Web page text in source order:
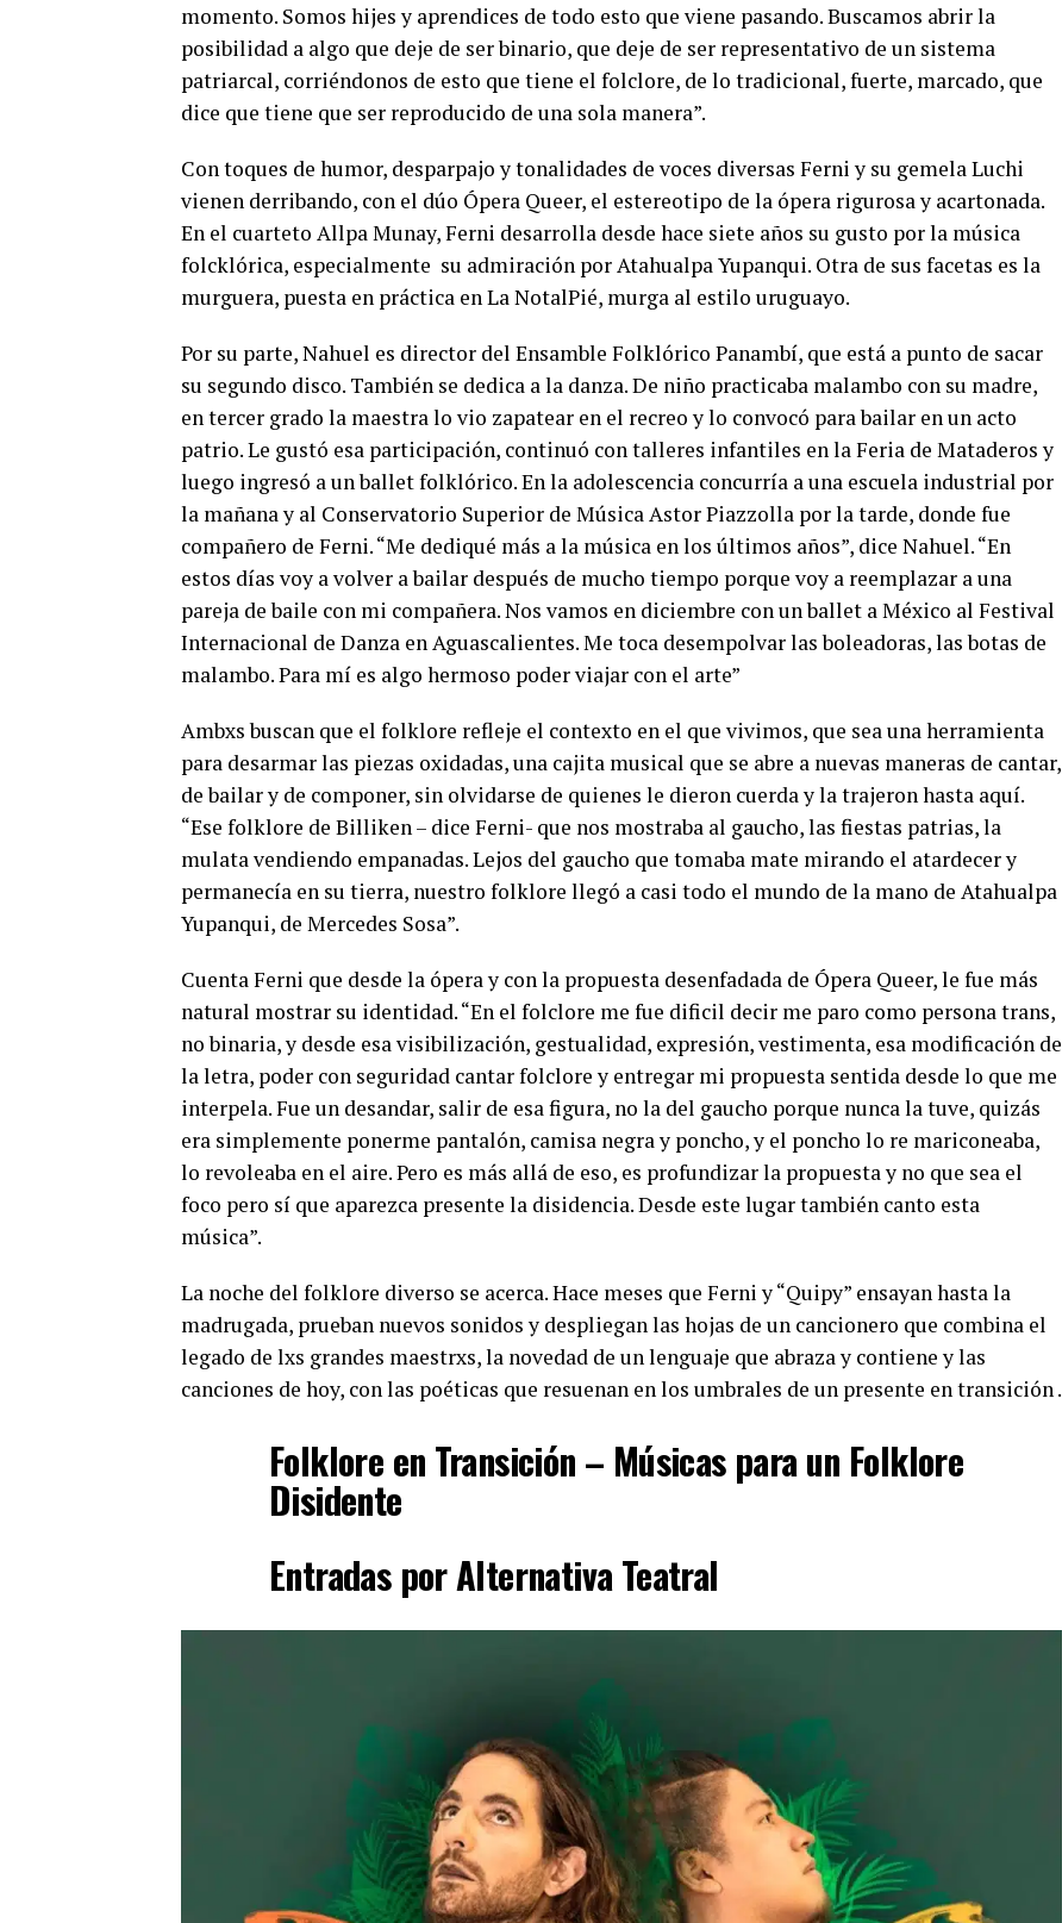
momento. Somos hijes y aprendices de todo esto que viene pasando. Buscamos abrir la
posibilidad a algo que deje de ser binario, que deje de ser representativo de un sistema
patriarcal, corriéndonos de esto que tiene el folclore, de lo tradicional, fuerte, marcado, que
dice que tiene que ser reproducido de una sola manera”.
Con toques de humor, desparpajo y tonalidades de voces diversas Ferni y su gemela Luchi
vienen derribando, con el dúo Ópera Queer, el estereotipo de la ópera rigurosa y acartonada.
En el cuarteto Allpa Munay, Ferni desarrolla desde hace siete años su gusto por la música
folcklórica, especialmente su admiración por Atahualpa Yupanqui. Otra de sus facetas es la
murguera, puesta en práctica en La NotalPié, murga al estilo uruguayo.
Por su parte, Nahuel es director del Ensamble Folklórico Panambí, que está a punto de sacar
su segundo disco. También se dedica a la danza. De niño practicaba malambo con su madre,
en tercer grado la maestra lo vio zapatear en el recreo y lo convocó para bailar en un acto
patrio. Le gustó esa participación, continuó con talleres infantiles en la Feria de Mataderos y
luego ingresó a un ballet folklórico. En la adolescencia concurría a una escuela industrial por
la mañana y al Conservatorio Superior de Música Astor Piazzolla por la tarde, donde fue
compañero de Ferni. “Me dediqué más a la música en los últimos años”, dice Nahuel. “En
estos días voy a volver a bailar después de mucho tiempo porque voy a reemplazar a una
pareja de baile con mi compañera. Nos vamos en diciembre con un ballet a México al Festival
Internacional de Danza en Aguascalientes. Me toca desempolvar las boleadoras, las botas de
malambo. Para mí es algo hermoso poder viajar con el arte”
Ambxs buscan que el folklore refleje el contexto en el que vivimos, que sea una herramienta
para desarmar las piezas oxidadas, una cajita musical que se abre a nuevas maneras de cantar,
de bailar y de componer, sin olvidarse de quienes le dieron cuerda y la trajeron hasta aquí.
“Ese folklore de Billiken – dice Ferni- que nos mostraba al gaucho, las fiestas patrias, la
mulata vendiendo empanadas. Lejos del gaucho que tomaba mate mirando el atardecer y
permanecía en su tierra, nuestro folklore llegó a casi todo el mundo de la mano de Atahualpa
Yupanqui, de Mercedes Sosa”.
Cuenta Ferni que desde la ópera y con la propuesta desenfadada de Ópera Queer, le fue más
natural mostrar su identidad. “En el folclore me fue dificil decir me paro como persona trans,
no binaria, y desde esa visibilización, gestualidad, expresión, vestimenta, esa modificación de
la letra, poder con seguridad cantar folclore y entregar mi propuesta sentida desde lo que me
interpela. Fue un desandar, salir de esa figura, no la del gaucho porque nunca la tuve, quizás
era simplemente ponerme pantalón, camisa negra y poncho, y el poncho lo re mariconeaba,
lo revoleaba en el aire. Pero es más allá de eso, es profundizar la propuesta y no que sea el
foco pero sí que aparezca presente la disidencia. Desde este lugar también canto esta
música”.
La noche del folklore diverso se acerca. Hace meses que Ferni y “Quipy” ensayan hasta la
madrugada, prueban nuevos sonidos y despliegan las hojas de un cancionero que combina el
legado de lxs grandes maestrxs, la novedad de un lenguaje que abraza y contiene y las
canciones de hoy, con las poéticas que resuenan en los umbrales de un presente en transición .
Folklore en Transición – Músicas para un Folklore
Disidente
Entradas por Alternativa Teatral